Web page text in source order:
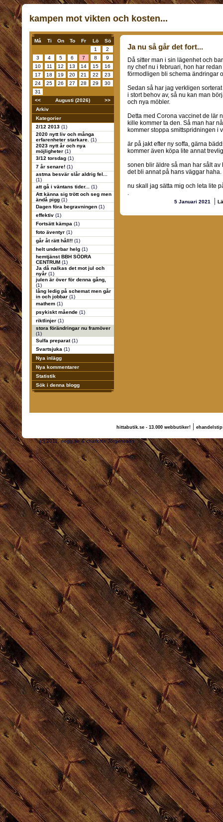
kampen mot vikten och kosten...
Må Ti On To Fr Lö
Sö
1
2
3
4 5 6 7 8
9
10
11 12 13 14 15
16
17
18 19 20 21 22
23
24
25 26 27 28 29
30
31
<<
Augusti (2026)
>>
Arkiv
Kategorier
2/12 2013 (1)
2020 nytt liv och många
erfarenheter starkare. (1)
2023 nytt år och nya
möjligheter (1)
3/12 torsdag (1)
7 år senare! (1)
astma besvär slår aldrig fel...
(1)
att gå i väntans tider... (1)
Att känna sig trött och seg men
ändå pigg (1)
Dagen föra begravningen (1)
effektiv (1)
Fortsätt kämpa (1)
foto äventyr (1)
går åt rätt håll!! (1)
helt underbar helg (1)
hemtjänst BBH SÖDRA
CENTRUM (1)
Ja då nalkas det mot jul och
nyår (1)
julen är över för denna gång,
(1)
lång ledig på schemat men går
in och jobbar (1)
mathem (1)
psykiskt mående (1)
riktlinjer (1)
stora förändringar nu framöver
(1)
Sulfa preparat(1)
Svartsjuka (1)
Nya inlägg
Nya kommentarer
Statistik
Sök i denna blogg
Ja nu så går det fort...
Då sitter man i sin lägenhet och
ny chef nu i februari, hon har
förmodligen bli schema ändringar
Sedan så har jag verkligen
i stort behov av, så nu kan man
och nya möbler.
Detta med Corona vaccinet de lär
kille kommer ta den. Så man har
kommer stoppa smittspridningen i
är på jakt efter ny soffa, gärna
kommer även köpa lite annat
sonen blir äldre så man har sålt
det bli annat på hans väggar haha.
nu skall jag sätta mig och leta lite
.
5 Januari 2021 |
hittabutik.se - 13.000 webbutiker!|
(c) 2011, nogg.se & charlotte Jörgensson